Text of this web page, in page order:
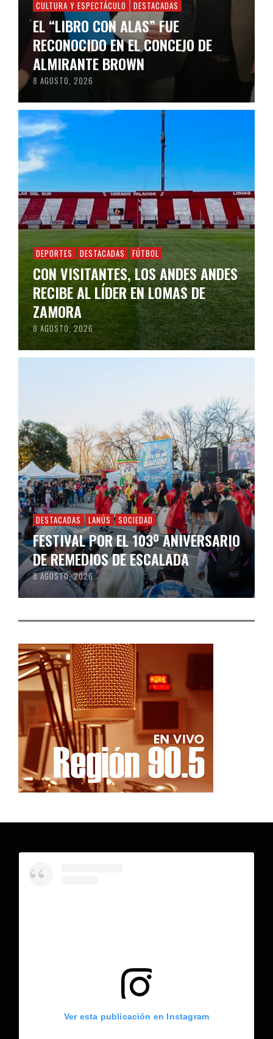
CULTURA Y ESPECTÁCULO DESTACADAS
EL “LIBRO CON ALAS” FUE
RECONOCIDO EN EL CONCEJO DE
ALMIRANTE BROWN
8 AGOSTO, 2026
DEPORTES DESTACADAS FÚTBOL
CON VISITANTES, LOS ANDES ANDES
RECIBE AL LÍDER EN LOMAS DE
ZAMORA
8 AGOSTO, 2026
DESTACADAS LANÚS SOCIEDAD
FESTIVAL POR EL 103º ANIVERSARIO
DE REMEDIOS DE ESCALADA
8 AGOSTO, 2026
Ver esta publicación en Instagram